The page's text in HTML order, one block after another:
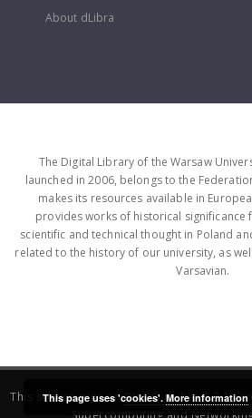
About dLibra
The Digital Library of the Warsaw
launched in 2006, belongs to the
makes its resources available in
provides works of historical
scientific and technical thought in Poland
related to the history of our university, as
Varsavian.
This service runs onDInGO dLibra 6.3.16
Supercomputing and
This page uses 'cookies'. More information